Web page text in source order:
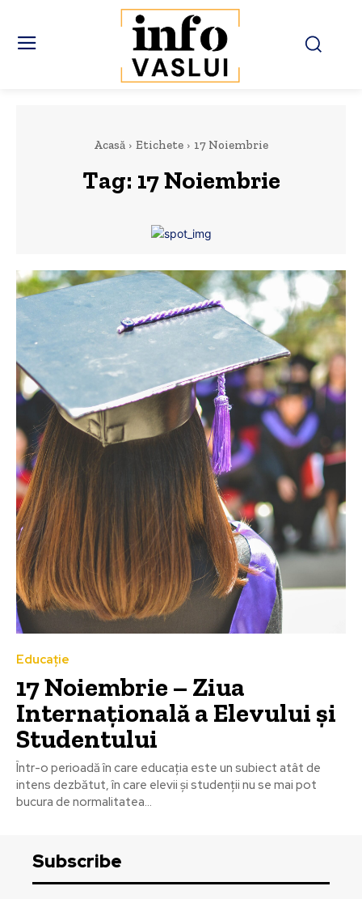
Acasă Etichete 17 Noiembrie
Tag: 17 Noiembrie
Educație
17 Noiembrie – Ziua
Internațională a Elevului și
Studentului
Într-o perioadă în care educația este un subiect atât de
intens dezbătut, în care elevii și studenții nu se mai pot
bucura de normalitatea...
Subscribe